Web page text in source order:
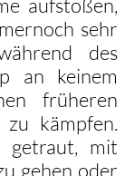
aufstoßen,
sehr
des
an keinem
früheren
zu kämpfen.
getraut, mit
gehen oder